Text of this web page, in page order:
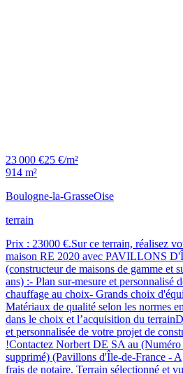
23 000 €25 €/m²
914 m²
Boulogne-la-GrasseOise
terrain
Prix : 23000 €.Sur ce terrain, réalisez
maison RE 2020 avec PAVILLONS
(constructeur de maisons de gamme et
ans) :- Plan sur-mesure et personnalisé
chauffage au choix- Grands choix
Matériaux de qualité selon les normes
dans le choix et l’acquisition du
et personnalisée de votre projet de
!Contactez Norbert DE SA au
supprimé) (Pavillons d'Île-de-France -
frais de notaire. Terrain sélectionné et